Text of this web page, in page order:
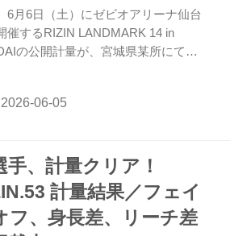
6月6日（土）にゼビオアリーナ仙台
催するRIZIN LANDMARK 14 in
の公開計量が、宮城県某所にて行
覧しに来たファンが見つめる中、フ
オフが行われた。緊張感に満ちた公
契約体重変更のお知らせ 第5試
ブラックパンサー”ベイノア vs. 芳賀
海 71.00kg契約 → 71.10kgキャッチ
ト 変更理由と決定事項 第5試合の“ブ
手、計量クリア！
計量結果／フェイ
フ、身長差、リーチ差